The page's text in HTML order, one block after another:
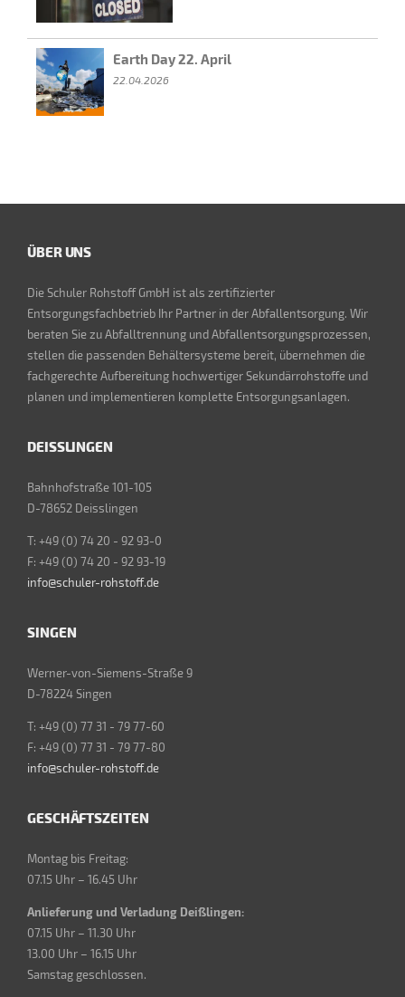
Earth Day 22. April
22.04.2026
ÜBER UNS
Die Schuler Rohstoff GmbH ist als zertifizierter
Entsorgungsfachbetrieb Ihr Partner in der Abfallentsorgung. Wir
beraten Sie zu Abfalltrennung und Abfallentsorgungsprozessen,
stellen die passenden Behältersysteme bereit, übernehmen die
fachgerechte Aufbereitung hochwertiger Sekundärrohstoffe und
planen und implementieren komplette Entsorgungsanlagen.
DEISSLINGEN
Bahnhofstraße 101-105
D-78652 Deisslingen
T: +49 (0) 74 20 - 92 93-0
F: +49 (0) 74 20 - 92 93-19
info@schuler-rohstoff.de
SINGEN
Werner-von-Siemens-Straße 9
D-78224 Singen
T: +49 (0) 77 31 - 79 77-60
F: +49 (0) 77 31 - 79 77-80
info@schuler-rohstoff.de
GESCHÄFTSZEITEN
Montag bis Freitag:
07.15 Uhr – 16.45 Uhr
Anlieferung und Verladung Deißlingen:
07.15 Uhr – 11.30 Uhr
13.00 Uhr – 16.15 Uhr
Samstag geschlossen.